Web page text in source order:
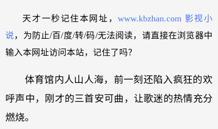
天才一秒记住本网址，www.kbzhan.com 影视小
说 ，为防止/百/度/转/码/无法阅读，请直接在浏览器中
输入本网址访问本站，记住了吗？
体育馆内人山人海，前一刻还陷入疯狂的欢
呼声中，刚才的三首安可曲，让歌迷的热情充分
燃烧。